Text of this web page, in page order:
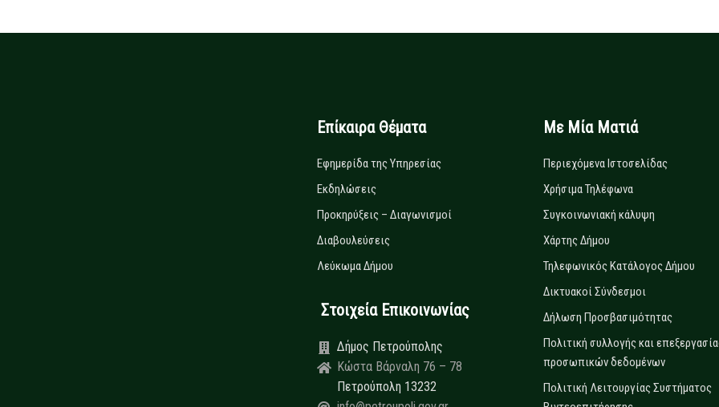
Επίκαιρα Θέματα
Εφημερίδα της Υπηρεσίας
Εκδηλώσεις
Προκηρύξεις – Διαγωνισμοί
Διαβουλεύσεις
Λεύκωμα Δήμου
Στοιχεία Επικοινωνίας
Δήμος Πετρούπολης
Κώστα Βάρναλη 76 – 78
Πετρούπολη 13232
Με Μία Ματιά
Περιεχόμενα Ιστοσελίδας
Χρήσιμα Τηλέφωνα
Συγκοινωνιακή κάλυψη
Χάρτης Δήμου
Τηλεφωνικός Κατάλογος Δήμου
Δικτυακοί Σύνδεσμοι
Δήλωση Προσβασιμότητας
Πολιτική συλλογής και
προσωπικών δεδομένων
Πολιτική Λειτουργίας Συστήματος